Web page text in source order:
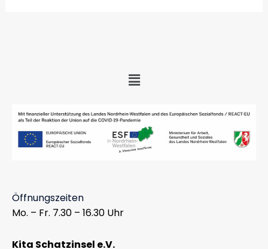
Menü
Öffnungszeiten
Mo. – Fr. 7.30 – 16.30 Uhr
Kita Schatzinsel e.V.